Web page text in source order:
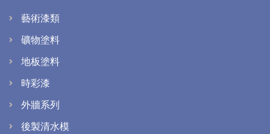
藝術漆類
礦物塗料
地板塗料
時彩漆
外牆系列
後製清水模